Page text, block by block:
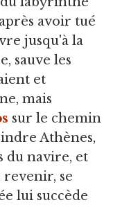
avoir tué
jusqu'à la
sauve les
et
mais
sur le chemin
Athènes,
du navire, et
revenir, se
lui succède